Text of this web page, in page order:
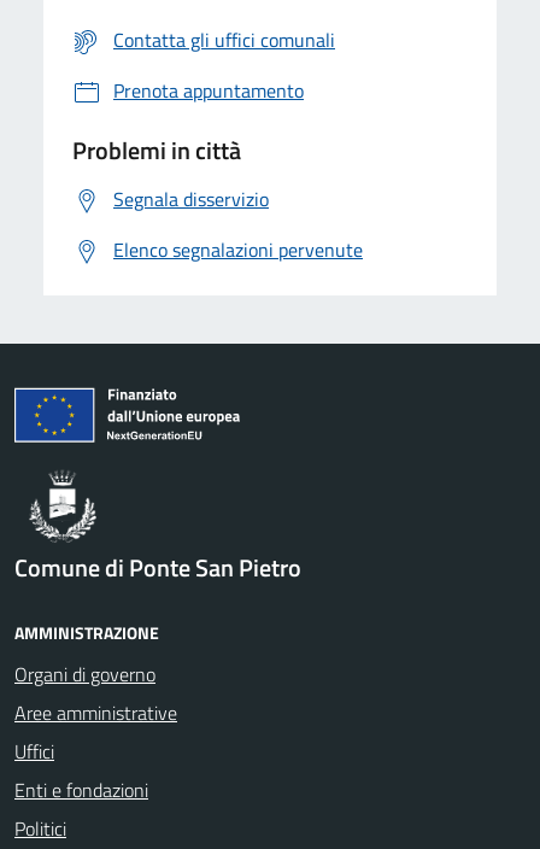
Contatta gli uffici comunali
Prenota appuntamento
Problemi in città
Segnala disservizio
Elenco segnalazioni pervenute
Comune di Ponte San Pietro
AMMINISTRAZIONE
Organi di governo
Aree amministrative
Uffici
Enti e fondazioni
Politici